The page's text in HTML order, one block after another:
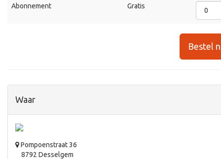
Abonnement Gratis
Bestel
Waar
Pompoenstraat 36
8792 Desselgem